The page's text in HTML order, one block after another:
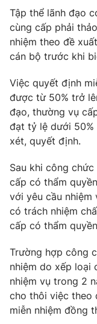
Tập thể lãnh đạo
cùng cấp phải
nhiệm theo đề
cán bộ trước khi
Việc quyết định
được từ 50% trở
đạo, thường vụ
đạt tỷ lệ dưới 50%
xét, quyết định.
Sau khi công
cấp có thẩm
với yêu cầu nhiệm
có trách nhiệm
cấp có thẩm
Trường hợp công
nhiệm do xếp loại
nhiệm vụ trong 2
cho thôi việc theo
miễn nhiệm đồng